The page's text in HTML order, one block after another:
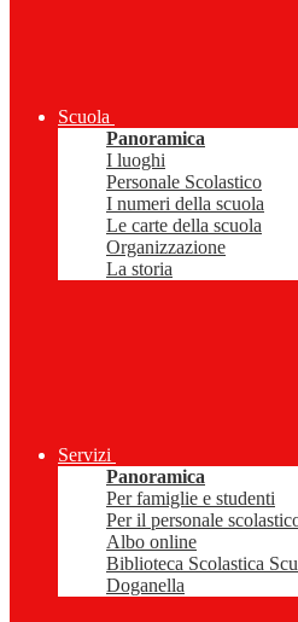
Scuola
Panoramica
I luoghi
Personale Scolastico
I numeri della scuola
Le carte della scuola
Organizzazione
La storia
Servizi
Panoramica
Per famiglie e studenti
Per il personale
Albo online
Biblioteca Scolastica
Doganella